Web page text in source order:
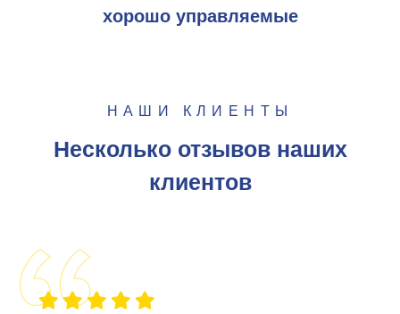
хорошо управляемые
НАШИ КЛИЕНТЫ
Несколько отзывов наших
клиентов